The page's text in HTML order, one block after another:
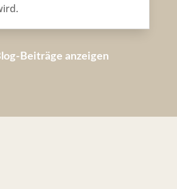
Beiträge anzeigen